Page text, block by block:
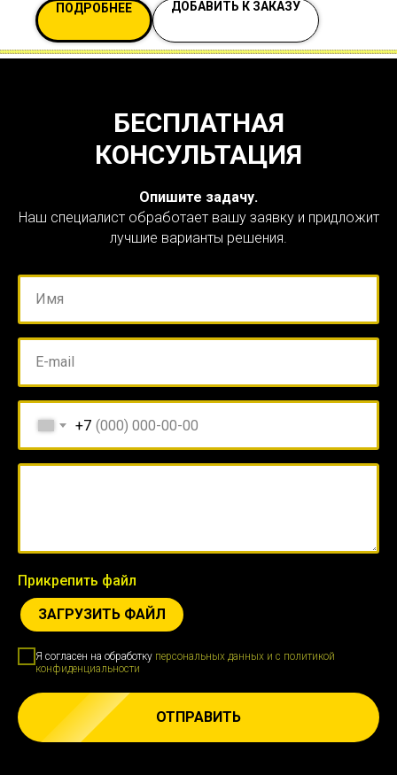
ПОДРОБНЕЕ ДОБАВИТЬ К ЗАКАЗУ
БЕСПЛАТНАЯ
КОНСУЛЬТАЦИЯ
Опишите задачу.
Наш специалист обработает вашу заявку и придложит
лучшие варианты решения.
Имя
E-mail
+7
Прикрепить файл
ЗАГРУЗИТЬ ФАЙЛ
Я согласен на обработку персональных данных и c политикой
конфиденциальности
ОТПРАВИТЬ